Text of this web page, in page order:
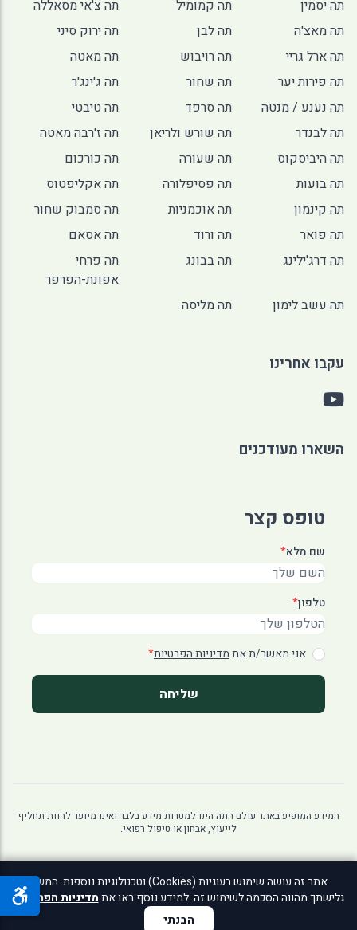
תה יסמין
תה קמומיל
תה צ'אי מסאללה
תה מאצ'ה
תה לבן
תה ירוק סיני
תה ארל גריי
תה רויבוש
תה מאטה
תה פירות יער
תה שחור
תה ג'ינג'ר
תה נענע / מנטה
תה סרפד
תה טיבטי
תה לבנדר
תה שורש ולריאן
תה ז'רבה מאטה
תה היביסקוס
תה שעורה
תה כורכום
תה בועות
תה פסיפלורה
תה אקליפטוס
תה קינמון
תה אוכמניות
תה סמבוק שחור
תה פואר
תה ורוד
תה אסאם
תה דרג'ילינג
תה בבונג
תה פרחי
אפונת-הפרפר
תה עשב לימון
תה מליסה
עקבו אחרינו
השארו מעודכנים
טופס קצר
שם מלא*
טלפון*
אני מאשר/ת אתמדיניות הפרטיות*
שליחה
המידע המופיע באתר עולם התה הינו למטרות מידע בלבד ואינו מיועד להוות תחליף
לייעוץ, אבחון או טיפול רפואי.
© 2026 עולם התה. כל הזכויות שמורות לאתר
מדיניות פרטיות|הצהרת נגישות
אתר זה עושה שימוש בעוגיות (Cookies) וטכנולוגיות נוספות. המשך
גלישתך מהווה הסכמה לשימוש זה. למידע נוסף ראו אתמדיניות הפרטיות.
הבנתי